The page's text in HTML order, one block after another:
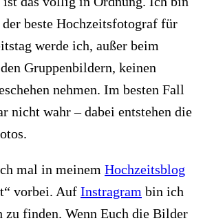
beste Hochzeitsfotograf für
werde ich, außer beim
Gruppenbildern, keinen
nehmen. Im besten Fall
nicht wahr – dabei entstehen die
mal in meinem Hochzeitsblog
vorbei. Auf Instragram bin ich
zu finden. Wenn Euch die Bilder